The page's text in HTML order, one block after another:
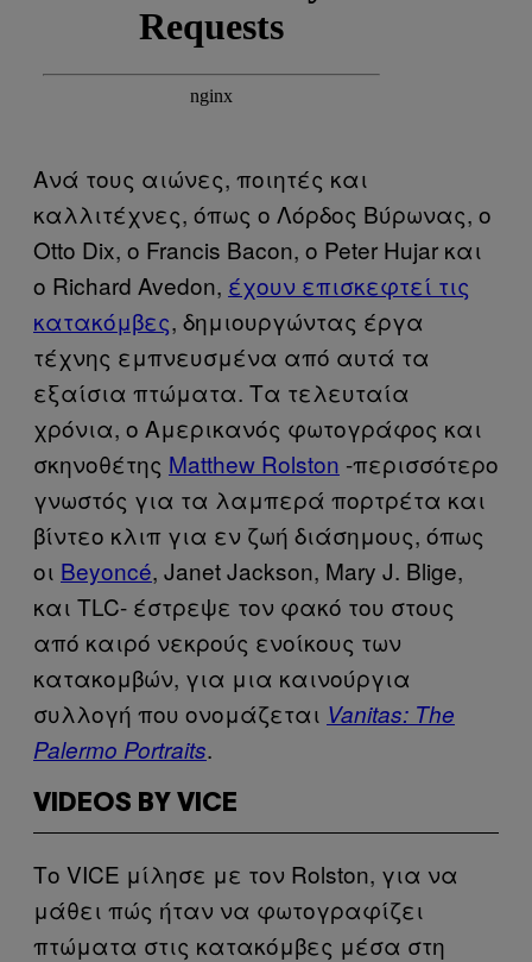
Ανά τους αιώνες, ποιητές και
καλλιτέχνες, όπως ο Λόρδος Βύρωνας, ο
Otto Dix, ο Francis Bacon, ο Peter Hujar και
ο Richard Avedon, έχουν επισκεφτεί τις
κατακόμβες, δημιουργώντας έργα
τέχνης εμπνευσμένα από αυτά τα
εξαίσια πτώματα. Τα τελευταία
χρόνια, ο Αμερικανός φωτογράφος και
σκηνοθέτης Matthew Rolston -περισσότερο
γνωστός για τα λαμπερά πορτρέτα και
βίντεο κλιπ για εν ζωή διάσημους, όπως
οι Beyoncé, Janet Jackson, Mary J. Blige,
και TLC- έστρεψε τον φακό του στους
από καιρό νεκρούς ενοίκους των
κατακομβών, για μια καινούργια
συλλογή που ονομάζεται Vanitas: The
Palermo Portraits.
VIDEOS BY VICE
Το VICE μίλησε με τον Rolston, για να
μάθει πώς ήταν να φωτογραφίζει
πτώματα στις κατακόμβες μέσα στη